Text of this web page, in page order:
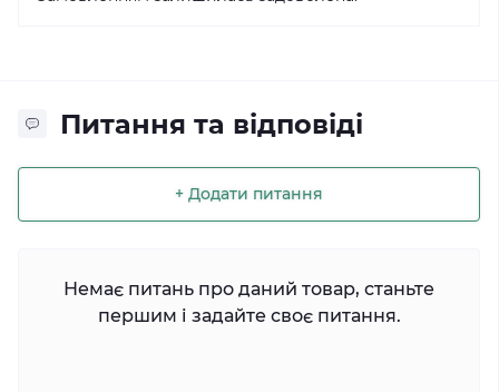
Питання та відповіді
+ Додати питання
Немає питань про даний товар, станьте
першим і задайте своє питання.